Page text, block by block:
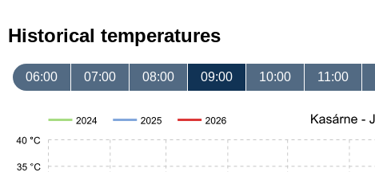
Historical temperatures
06:00 07:00 08:00 09:00 10:00 11:00